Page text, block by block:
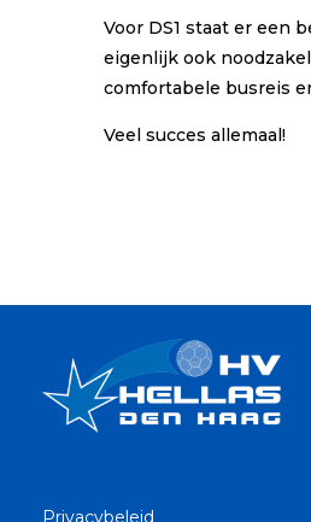
Voor DS1 staat er een
eigenlijk ook
comfortabele busreis
Veel succes allemaal!
Privacybeleid